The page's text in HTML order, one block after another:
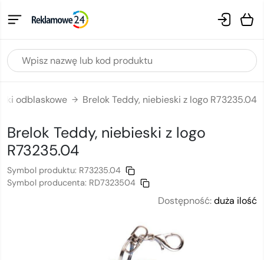
odblaskowe → Brelok Teddy, niebieski z logo R73235.04
Brelok Teddy, niebieski z logo
R73235.04
Symbol produktu: R73235.04
Symbol producenta: RD7323504
Dostępność:duża ilość